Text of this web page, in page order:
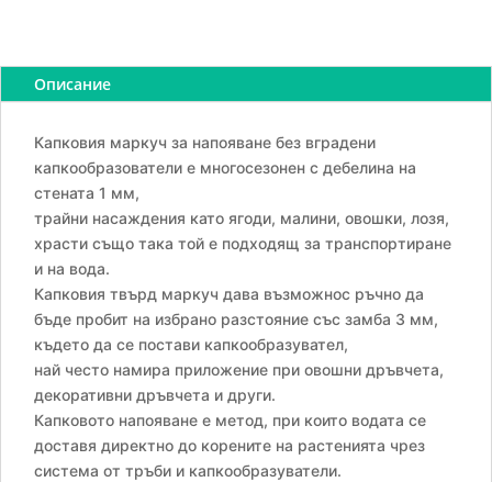
напояване
без
Описание
Капковия маркуч за напояване без вградени
капкообразователи е многосезонен с дебелина на
стената 1 мм,
трайни насаждения като ягоди, малини, овошки, лозя,
храсти също така той е подходящ за транспортиране
и на вода.
Капковия твърд маркуч дава възможнос ръчно да
бъде пробит на избрано разстояние със замба 3 мм,
където да се постави капкообразувател,
най често намира приложение при овошни дръвчета,
декоративни дръвчета и други.
Капковото напояване е метод, при които водата се
доставя директно до корените на растенията чрез
система от тръби и капкообразуватели.